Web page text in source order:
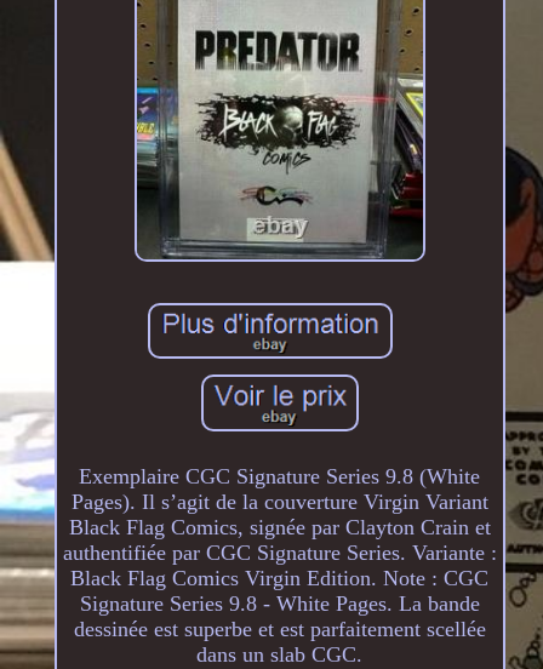
Exemplaire CGC Signature Series 9.8 (White
Pages). Il s’agit de la couverture Virgin Variant
Black Flag Comics, signée par Clayton Crain et
authentifiée par CGC Signature Series. Variante :
Black Flag Comics Virgin Edition. Note : CGC
Signature Series 9.8 - White Pages. La bande
dessinée est superbe et est parfaitement scellée
dans un slab CGC.